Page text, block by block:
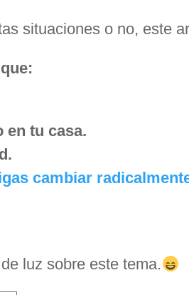
situaciones o no, este
en tu casa.
cambiar
luz sobre este tema.